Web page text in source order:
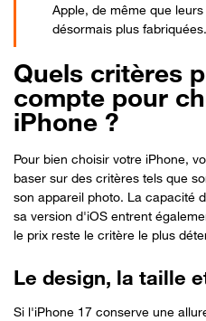
Apple, de même que
désormais plus fabriquées.
Quels critères
compte pour
iPhone ?
Pour bien choisir votre iPhone,
baser sur des critères tels que
son appareil photo. La capacité
sa version d'iOS entrent
le prix reste le critère le plus
Le design, la taille
Si l'iPhone 17 conserve une